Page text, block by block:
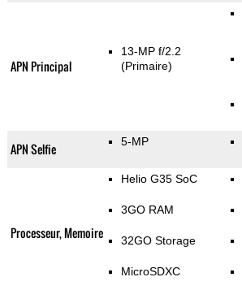
APN Principal
13-MP f/2.2
(Primaire)
APN Selfie 5-MP
Processeur, Memoire
Helio G35 SoC
3GO RAM
32GO Storage
MicroSDXC